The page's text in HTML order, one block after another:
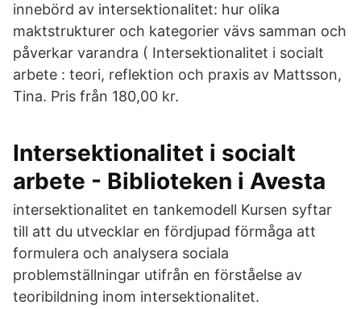
innebörd av intersektionalitet: hur olika
maktstrukturer och kategorier vävs samman och
påverkar varandra ( Intersektionalitet i socialt
arbete : teori, reflektion och praxis av Mattsson,
Tina. Pris från 180,00 kr.
Intersektionalitet i socialt
arbete - Biblioteken i Avesta
intersektionalitet en tankemodell Kursen syftar
till att du utvecklar en fördjupad förmåga att
formulera och analysera sociala
problemställningar utifrån en förståelse av
teoribildning inom intersektionalitet.